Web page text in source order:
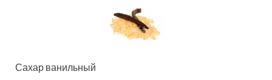
Сахар ванильный